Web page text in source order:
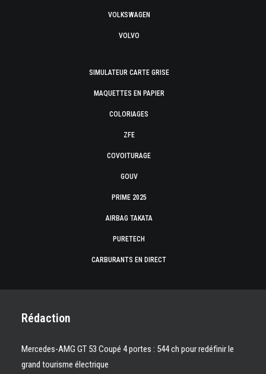
VOLKSWAGEN
VOLVO
SIMULATEUR CARTE GRISE
MAQUETTES EN PAPIER
COLORIAGES
ZFE
COVOITURAGE
GOUV
PRIME 2025
AIRBAG TAKATA
PURETECH
CARBURANTS EN DIRECT
Rédaction
Mercedes-AMG GT 53 Coupé 4 portes : 544 ch pour redéfinir le
grand tourisme électrique